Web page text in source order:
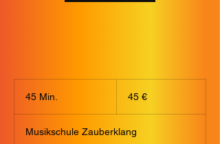
45 Min.
i
45 €
Musikschule Zauberklang